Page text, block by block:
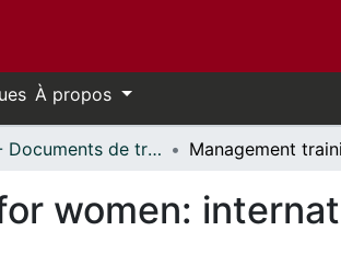
À propos
Telfer - Documents de travail // Telfer - Working Papers
women: